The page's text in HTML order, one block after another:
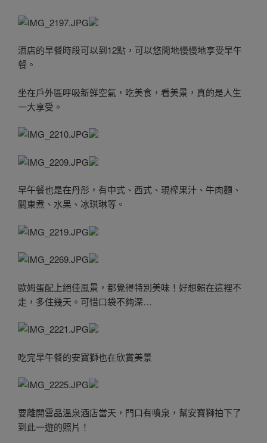
酒店的早餐時段可以到12點，可以悠閒地慢慢地享受早午
餐。
坐在戶外區呼吸新鮮空氣，吃美食，看美景，真的是人生
一大享受。
早午餐也是在丹彤，有中式、西式、現榨果汁、牛肉麵、
關東煮、水果、冰琪琳等。
歐姆蛋配上絕佳風景，都覺得特別美味！好想賴在這裡不
走，多住幾天。可惜口袋不夠深…
吃完早午餐的安寶獅也在欣賞美景
要離開雲品溫泉酒店當天，門口有噴泉，幫安寶獅拍下了
到此一遊的照片！